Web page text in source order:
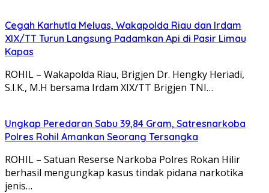
Cegah Karhutla Meluas, Wakapolda Riau dan Irdam
XIX/TT Turun Langsung Padamkan Api di Pasir Limau
Kapas
ROHIL – Wakapolda Riau, Brigjen Dr. Hengky Heriadi,
S.I.K., M.H bersama Irdam XIX/TT Brigjen TNI…
Ungkap Peredaran Sabu 39,84 Gram, Satresnarkoba
Polres Rohil Amankan Seorang Tersangka
ROHIL – Satuan Reserse Narkoba Polres Rokan Hilir
berhasil mengungkap kasus tindak pidana narkotika
jenis…